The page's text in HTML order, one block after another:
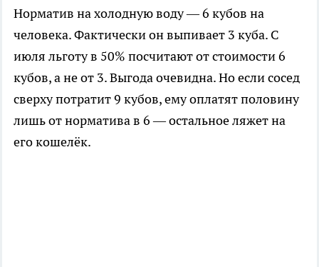
Норматив на холодную воду — 6 кубов на
человека. Фактически он выпивает 3 куба. С
июля льготу в 50% посчитают от стоимости 6
кубов, а не от 3. Выгода очевидна. Но если сосед
сверху потратит 9 кубов, ему оплатят половину
лишь от норматива в 6 — остальное ляжет на
его кошелёк.